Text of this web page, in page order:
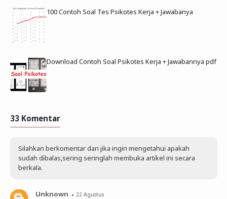
100 Contoh Soal Tes Psikotes Kerja + Jawabanya
Download Contoh Soal Psikotes Kerja + Jawabannya pdf
33 Komentar
Silahkan berkomentar dan jika ingin mengetahui apakah
sudah dibalas,sering seringlah membuka artikel ini secara
berkala.
Unknown 22 Agustus